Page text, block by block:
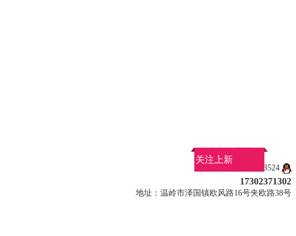
QQ：1030743524
17302371302
地址：温岭市泽国镇欧风路16号夹欧路38号
关注上新